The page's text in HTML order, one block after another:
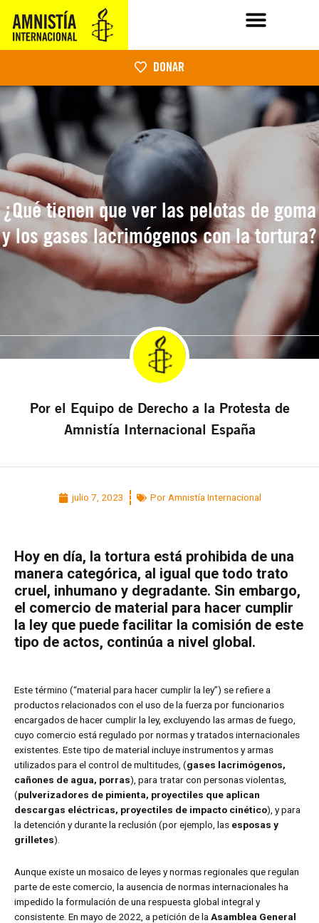
DONAR
¿Qué tienen que ver las pelotas de goma
y los gases lacrimógenos con la tortura?
Por el Equipo de Derecho a la Protesta de
Amnistía Internacional España
julio 7, 2023 Por Amnistía Internacional
Hoy en día, la tortura está prohibida de una
manera categórica, al igual que todo trato
cruel, inhumano y degradante. Sin embargo,
el comercio de material para hacer cumplir
la ley que puede facilitar la comisión de este
tipo de actos, continúa a nivel global.
Este término (“material para hacer cumplir la ley”) se refiere a
productos relacionados con el uso de la fuerza por funcionarios
encargados de hacer cumplir la ley, excluyendo las armas de fuego,
cuyo comercio está regulado por normas y tratados internacionales
existentes. Este tipo de material incluye instrumentos y armas
utilizados para el control de multitudes, (gases lacrimógenos,
cañones de agua, porras), para tratar con personas violentas,
(pulverizadores de pimienta, proyectiles que aplican
descargas eléctricas, proyectiles de impacto cinético), y para
la detención y durante la reclusión (por ejemplo, las esposas y
grilletes).
Aunque existe un mosaico de leyes y normas regionales que regulan
parte de este comercio, la ausencia de normas internacionales ha
impedido la formulación de una respuesta global integral y
consistente. En mayo de 2022, a petición de la Asamblea General